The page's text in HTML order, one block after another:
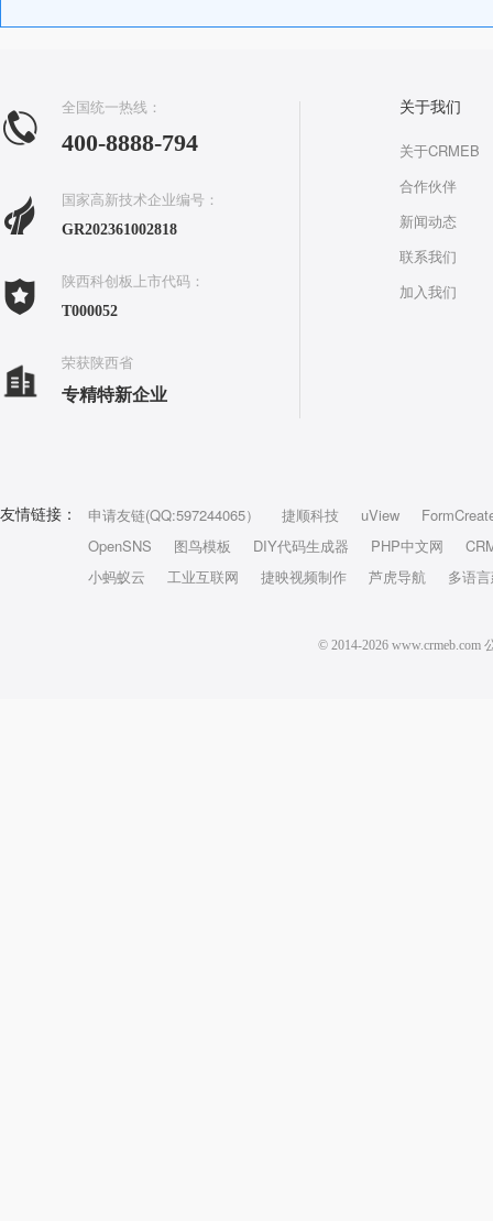
全国统一热线：
400-8888-794
国家高新技术企业编号：
GR202361002818
陕西科创板上市代码：
T000052
荣获陕西省
专精特新企业
关于我们
关于CRMEB
合作伙伴
新闻动态
联系我们
加入我们
友情链接： 申请友链(QQ:597244065） 捷顺科技 uView
OpenSNS
图鸟模板 DIY代码生成器 PHP中文网
小蚂蚁云
工业互联网 捷映视频制作 芦虎导航 多语
© 2014-2026